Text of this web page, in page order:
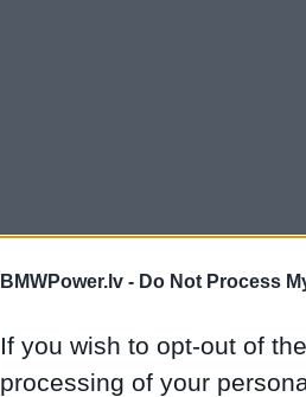
BMWPower.lv - Do Not Process
If you wish to opt-out of
processing of your